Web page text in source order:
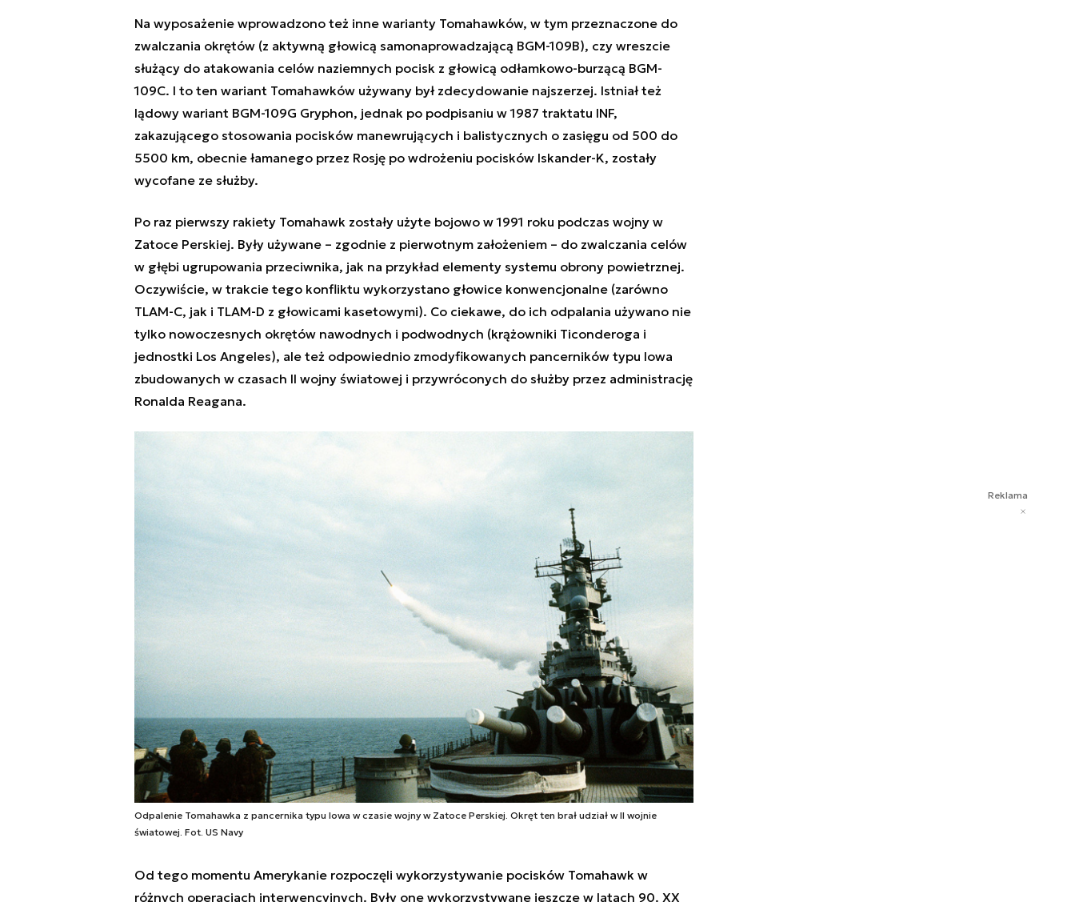
Na wyposażenie wprowadzono też inne warianty Tomahawków, w tym przeznaczone do
zwalczania okrętów (z aktywną głowicą samonaprowadzającą BGM-109B), czy wreszcie
służący do atakowania celów naziemnych pocisk z głowicą odłamkowo-burzącą BGM-
109C. I to ten wariant Tomahawków używany był zdecydowanie najszerzej. Istniał też
lądowy wariant BGM-109G Gryphon, jednak po podpisaniu w 1987 traktatu INF,
zakazującego stosowania pocisków manewrujących i balistycznych o zasięgu od 500 do
5500 km, obecnie łamanego przez Rosję po wdrożeniu pocisków Iskander-K, zostały
wycofane ze służby.
Po raz pierwszy rakiety Tomahawk zostały użyte bojowo w 1991 roku podczas wojny w
Zatoce Perskiej. Były używane – zgodnie z pierwotnym założeniem – do zwalczania celów
w głębi ugrupowania przeciwnika, jak na przykład elementy systemu obrony powietrznej.
Oczywiście, w trakcie tego konfliktu wykorzystano głowice konwencjonalne (zarówno
TLAM-C, jak i TLAM-D z głowicami kasetowymi). Co ciekawe, do ich odpalania używano nie
tylko nowoczesnych okrętów nawodnych i podwodnych (krążowniki Ticonderoga i
jednostki Los Angeles), ale też odpowiednio zmodyfikowanych pancerników typu Iowa
zbudowanych w czasach II wojny światowej i przywróconych do służby przez administrację
Ronalda Reagana.
Odpalenie Tomahawka z pancernika typu Iowa w czasie wojny w Zatoce Perskiej. Okręt ten brał udział w II wojnie
światowej. Fot. US Navy
Od tego momentu Amerykanie rozpoczęli wykorzystywanie pocisków Tomahawk w
różnych operacjach interwencyjnych. Były one wykorzystywane jeszcze w latach 90. XX
Reklama